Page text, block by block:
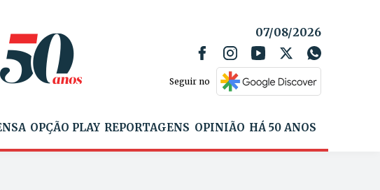
07/08/2026
Seguir no
OPÇÃO PLAY REPORTAGENS OPINIÃO HÁ 50 ANOS